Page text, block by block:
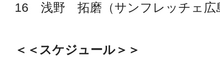
16 浅野 拓磨（サンフレッチェ広
＜＜スケジュール＞＞